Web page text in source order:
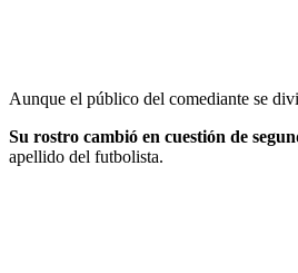
Aunque el público del comediante se
Su rostro cambió en cuestión de
apellido del futbolista.